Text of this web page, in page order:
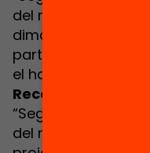
del retorn a
dimarts 10 de maig
participar-hi
el hashtag
Recerca i acció!
“Segones
del retorn a